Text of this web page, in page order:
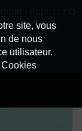
site, vous
de nous
utilisateur.